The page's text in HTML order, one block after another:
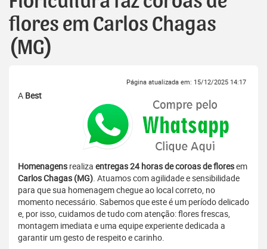
flores em Carlos Chagas
(MG)
Página atualizada em: 15/12/2025 14:17
A Best
Homenagens realiza entregas 24 horas de coroas de floresem
Carlos Chagas (MG). Atuamos com agilidade e sensibilidade
para que sua homenagem chegue ao local correto, no
momento necessário. Sabemos que este é um período delicado
e, por isso, cuidamos de tudo com atenção: flores frescas,
montagem imediata e uma equipe experiente dedicada a
garantir um gesto de respeito e carinho.